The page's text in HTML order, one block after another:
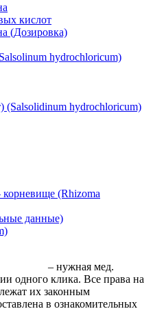
кислот
(Дозировка)
hydrochloricum)
(Salsolidinum hydrochloricum)
(Rhizoma
данные)
– нужная мед.
одного клика. Все права на
их законным
в ознакомительных